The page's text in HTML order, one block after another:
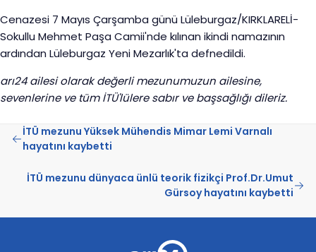
Cenazesi 7 Mayıs Çarşamba günü Lüleburgaz/KIRKLARELİ-
Sokullu Mehmet Paşa Camii'nde kılınan ikindi namazının
ardından Lüleburgaz Yeni Mezarlık'ta defnedildi.
arı24 ailesi olarak değerli mezunumuzun ailesine,
sevenlerine ve tüm İTÜ'lülere sabır ve başsağlığı dileriz.
İTÜ mezunu Yüksek Mühendis Mimar Lemi Varnalı
hayatını kaybetti
İTÜ mezunu dünyaca ünlü teorik fizikçi Prof.Dr.Umut
Gürsoy hayatını kaybetti